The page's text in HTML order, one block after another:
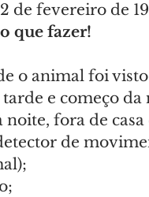
de fevereiro de
que fazer!
o animal foi
e começo da
fora de
de